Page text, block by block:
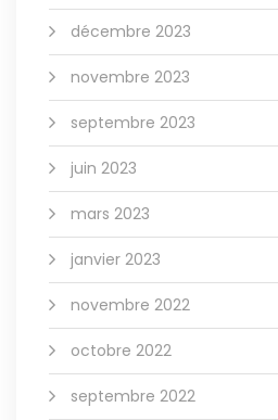
décembre 2023
novembre 2023
septembre 2023
juin 2023
mars 2023
janvier 2023
novembre 2022
octobre 2022
septembre 2022